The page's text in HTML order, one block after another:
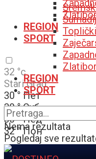
REGION
SPORT
32 °c
Stari Grad
30 ° Пет
30 ° Суб
30 ° Нед
32 ° Пон
REGION
SPORT
Nema rezultata
Pogledaj sve